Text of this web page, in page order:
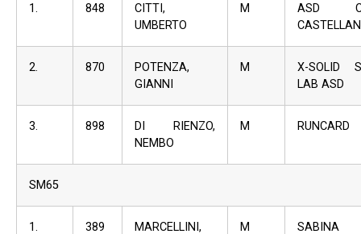
1. 848
CITTI,
UMBERTO
M
ASD
2. 870
POTENZA,
GIANNI
M
X-SOLID
LAB ASD
3. 898
DI RIENZO,
NEMBO
M RUNCARD
SM65
1. 389
MARCELLINI,
M
SABINA